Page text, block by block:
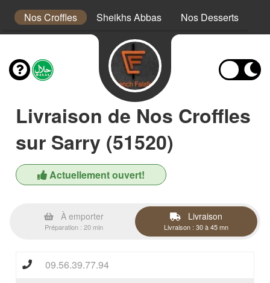
Nos Croffles Sheikhs Abbas Nos Desserts
Livraison de Nos Croffles
sur Sarry (51520)
Actuellement ouvert!
À emporter
Préparation : 20 min
Livraison
Livraison : 30 à 45 mn
09.56.39.77.94